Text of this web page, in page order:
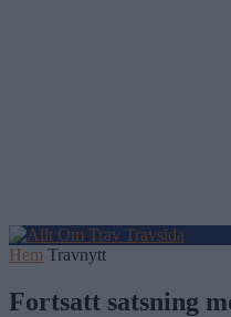
Hem Travnytt
Fortsatt satsning